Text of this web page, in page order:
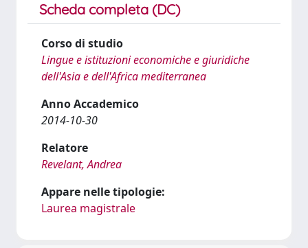
Scheda completa (DC)
Corso di studio
Lingue e istituzioni economiche e giuridiche
dell'Asia e dell'Africa mediterranea
Anno Accademico
2014-10-30
Relatore
Revelant, Andrea
Appare nelle tipologie:
Laurea magistrale